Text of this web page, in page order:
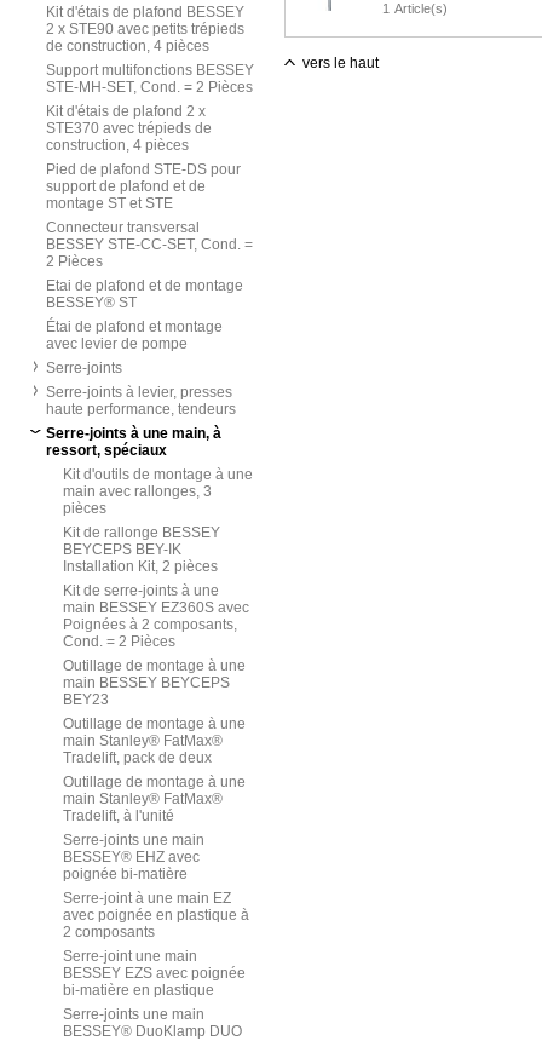
Kit d'étais de plafond BESSEY
2 x STE90 avec petits trépieds
de construction, 4 pièces
Support multifonctions BESSEY
STE-MH-SET, Cond. = 2 Pièces
Kit d'étais de plafond 2 x
STE370 avec trépieds de
construction, 4 pièces
Pied de plafond STE-DS pour
support de plafond et de
montage ST et STE
Connecteur transversal
BESSEY STE-CC-SET, Cond. =
2 Pièces
Etai de plafond et de montage
BESSEY® ST
Étai de plafond et montage
avec levier de pompe
Serre-joints
Serre-joints à levier, presses
haute performance, tendeurs
Serre-joints à une main, à
ressort, spéciaux
Kit d'outils de montage à une
main avec rallonges, 3
pièces
Kit de rallonge BESSEY
BEYCEPS BEY-IK
Installation Kit, 2 pièces
Kit de serre-joints à une
main BESSEY EZ360S avec
Poignées à 2 composants,
Cond. = 2 Pièces
Outillage de montage à une
main BESSEY BEYCEPS
BEY23
Outillage de montage à une
main Stanley® FatMax®
Tradelift, pack de deux
Outillage de montage à une
main Stanley® FatMax®
Tradelift, à l'unité
Serre-joints une main
BESSEY® EHZ avec
poignée bi-matière
Serre-joint à une main EZ
avec poignée en plastique à
2 composants
Serre-joint une main
BESSEY EZS avec poignée
bi-matière en plastique
Serre-joints une main
BESSEY® DuoKlamp DUO
1 Article(s)
vers le haut